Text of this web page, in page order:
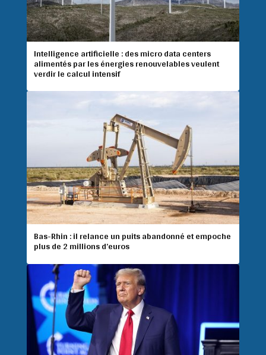
Intelligence artificielle : des micro data centers
alimentés par les énergies renouvelables veulent
verdir le calcul intensif
Bas-Rhin : il relance un puits abandonné et empoche
plus de 2 millions d’euros